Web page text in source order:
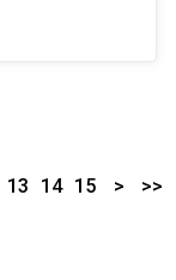
13 14 15 > >>